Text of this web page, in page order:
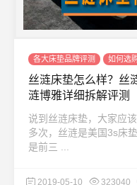
各大床垫品牌评测 如何选
丝涟床垫怎么样？丝
涟博雅详细拆解评测
说到丝涟床垫，大家应
多次，丝涟是美国3s床
是前三 ...
2019-05-10 323040